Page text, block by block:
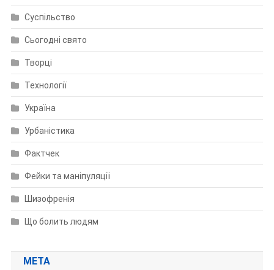
Суспільство
Сьогодні свято
Творці
Технології
Україна
Урбаністика
Фактчек
Фейки та маніпуляції
Шизофренія
Що болить людям
МЕТА